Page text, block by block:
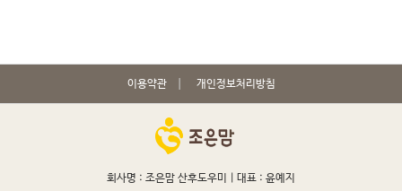
이용약관 개인정보처리방침
회사명 : 조은맘 산후도우미 | 대표 : 윤예지